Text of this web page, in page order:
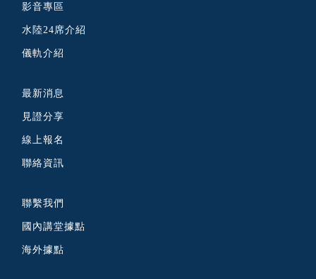
影音專區
水陸24席介紹
儀軌介紹
最新消息
見證分享
線上報名
聯絡資訊
聯繫我們
國內講堂據點
海外據點